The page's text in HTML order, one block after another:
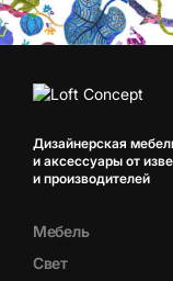
Дизайнерская
и аксессуары от
и производителей
Мебель
Свет